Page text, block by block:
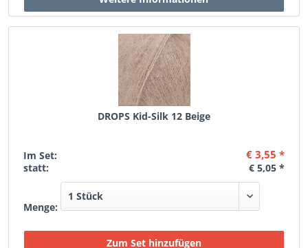
DROPS Kid-Silk 12 Beige
Im Set: € 3,55 *
statt: € 5,05 *
Menge: